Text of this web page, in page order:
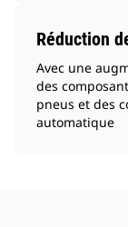
Réduction
Avec une
des
pneus et des
automatique